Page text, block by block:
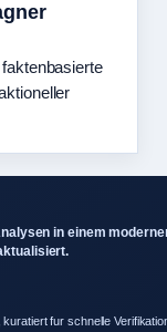
in einem
fur schnelle